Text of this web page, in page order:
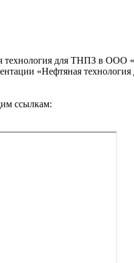
для ТНПЗ в ООО
«Нефтяная
ссылкам: